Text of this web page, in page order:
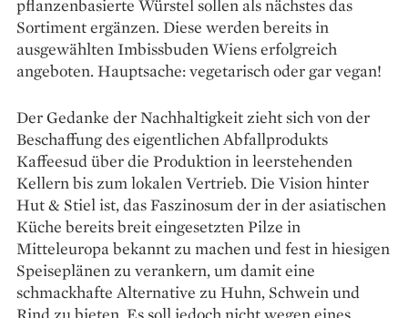
pflanzenbasierte Würstel sollen als nächstes das
Sortiment ergänzen. Diese werden bereits in
ausgewählten Imbissbuden Wiens erfolgreich
angeboten. Hauptsache: vegetarisch oder gar vegan!
Der Gedanke der Nachhaltigkeit zieht sich von der
Beschaffung des eigentlichen Abfallprodukts
Kaffeesud über die Produktion in leerstehenden
Kellern bis zum lokalen Vertrieb. Die Vision hinter
Hut & Stiel ist, das Faszinosum der in der asiatischen
Küche bereits breit eingesetzten Pilze in
Mitteleuropa bekannt zu machen und fest in hiesigen
Speiseplänen zu verankern, um damit eine
schmackhafte Alternative zu Huhn, Schwein und
Rind zu bieten. Es soll jedoch nicht wegen eines